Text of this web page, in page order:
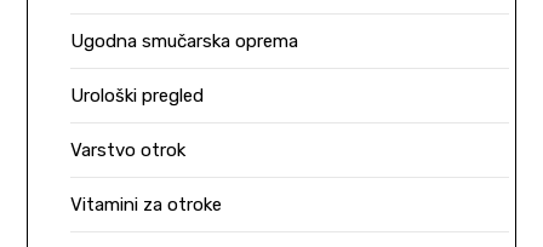
Ugodna smučarska oprema
Urološki pregled
Varstvo otrok
Vitamini za otroke